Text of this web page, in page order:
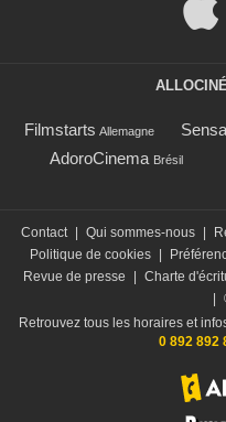
Filmstarts Allemagne
AdoroCinema Brésil
Contact Qui sommes-nous
Politique de cookies
Revue de presse
Charte
Retrouvez tous les horaires et
0 892 892